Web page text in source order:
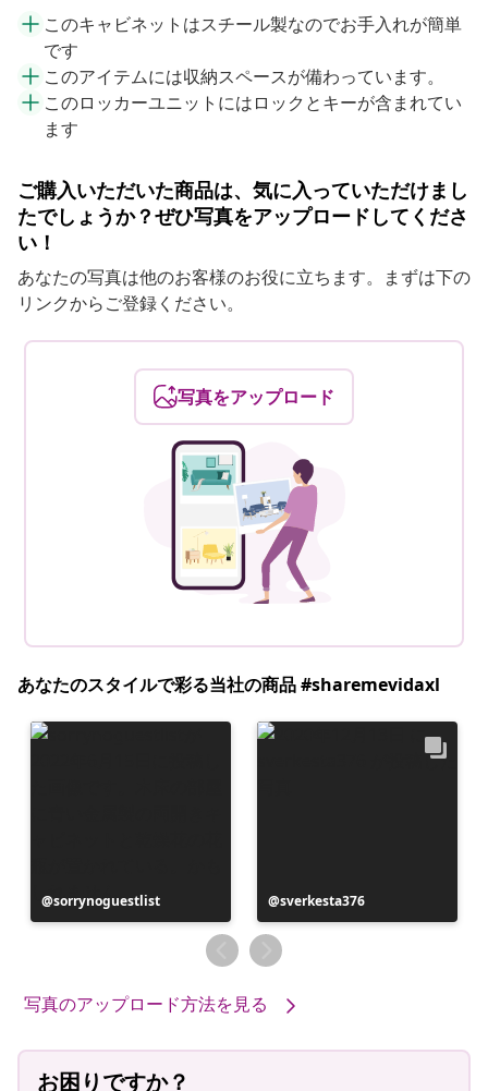
このキャビネットはスチール製なのでお手入れが簡単
です
このアイテムには収納スペースが備わっています。
このロッカーユニットにはロックとキーが含まれてい
ます
ご購入いただいた商品は、気に入っていただけまし
たでしょうか？ぜひ写真をアップロードしてくださ
い！
あなたの写真は他のお客様のお役に立ちます。まずは下の
リンクからご登録ください。
写真をアップロード
あなたのスタイルで彩る当社の商品 #sharemevidaxl
投
稿
sorrynoguestlist
投
稿
者
sverkesta376
写真のアップロード方法を見る
お困りですか？